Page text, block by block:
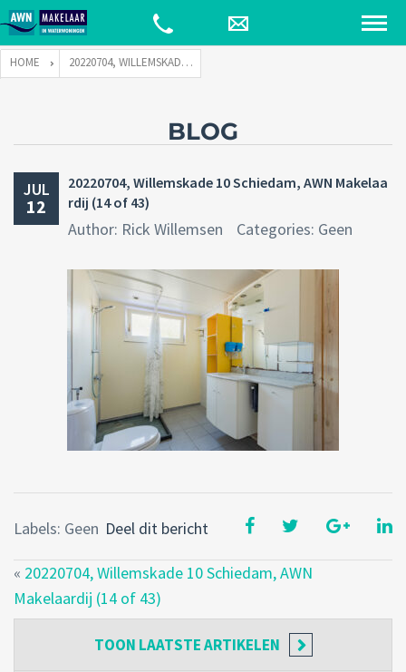
HOME 20220704, WILLEMSKADE 10 SCHIEDAM, AWN MAKELAARDIJ (14 OF 43)
BLOG
JUL
12
20220704, Willemskade 10 Schiedam, AWN Makelaa
rdij (14 of 43)
Author: Rick Willemsen Categories: Geen
Deel dit bericht
Labels: Geen
« 20220704, Willemskade 10 Schiedam, AWN
Makelaardij (14 of 43)
TOON LAATSTE ARTIKELEN